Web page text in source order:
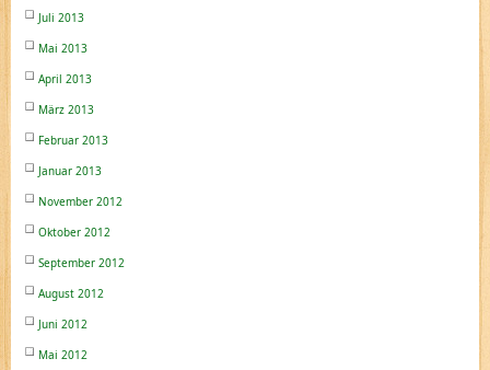
Juli 2013
Mai 2013
April 2013
März 2013
Februar 2013
Januar 2013
November 2012
Oktober 2012
September 2012
August 2012
Juni 2012
Mai 2012